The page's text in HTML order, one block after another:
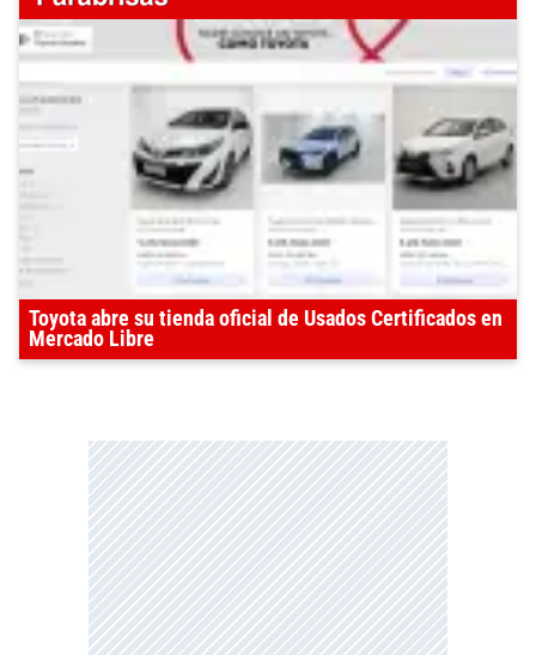
Toyota abre su tienda oficial de Usados Certificados en
Mercado Libre